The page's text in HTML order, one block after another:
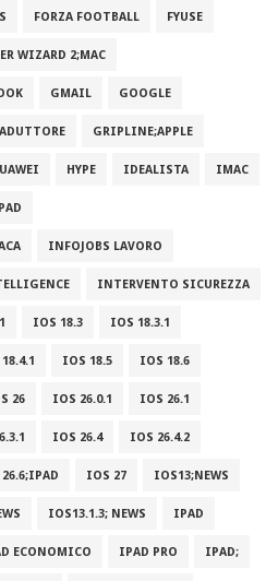
FORZA FOOTBALL FYUSE
WIZARD 2;MAC
GMAIL GOOGLE
GRIPLINE;APPLE
HYPE IDEALISTA IMAC
INFOJOBS LAVORO
INTERVENTO SICUREZZA
IOS 18.3 IOS 18.3.1
IOS 18.5 IOS 18.6
26 IOS 26.0.1 IOS 26.1
IOS 26.4 IOS 26.4.2
IOS 27 IOS13;NEWS
IOS13.1.3; NEWS IPAD
ECONOMICO IPAD PRO IPAD;